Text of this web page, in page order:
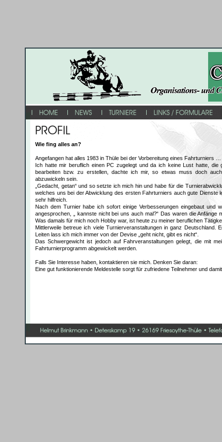
Wie fing alles an?
Angefangen hat alles 1983 in Thüle bei der Vorbereitung eines Fahrturniers …
Ich hatte mir beruflich einen PC zugelegt und da ich keine Lust hatte, die
bearbeiten bzw. zu erstellen, dachte ich mir, so etwas muss doch
abzuwickeln sein.
„Gedacht, getan“ und so setzte ich mich hin und habe für die
welches uns bei der Abwicklung des ersten Fahrturniers auch gute Dienste
sehr hilfreich.
Nach dem Turnier habe ich sofort einige Verbesserungen eingebaut und
angesprochen, „ kannste nicht bei uns auch mal?“ Das waren die Anfänge
Was damals für mich noch Hobby war, ist heute zu meiner beruflichen
Mittlerweile betreue ich viele Turnierveranstaltungen in ganz Deutschland.
Leiten lass ich mich immer von der Devise „geht nicht, gibt es nicht“.
Das Schwergewicht ist jedoch auf Fahrveranstaltungen gelegt, die mit
Fahrturnierprogramm abgewickelt werden.
Falls Sie Interesse haben, kontaktieren sie mich. Denken Sie daran:
Eine gut funktionierende Meldestelle sorgt für zufriedene Teilnehmer und